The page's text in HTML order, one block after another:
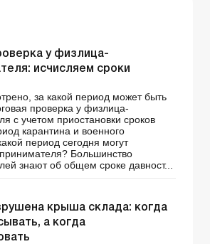
у физлица-
исчисляем сроки
за какой период может быть
проверка у физлица-
с учетом приостановки сроков
карантина и военного
период сегодня могут
Большинство
знают об общем сроке давност...
крыша склада: когда
а когда